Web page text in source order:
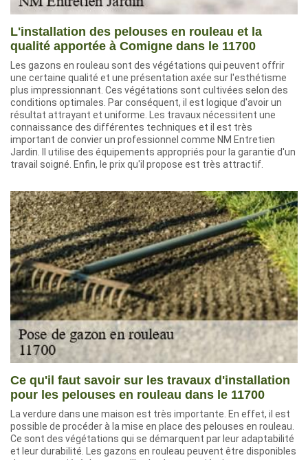
L'installation des pelouses en rouleau et la
qualité apportée à Comigne dans le 11700
Les gazons en rouleau sont des végétations qui peuvent offrir
une certaine qualité et une présentation axée sur l'esthétisme
plus impressionnant. Ces végétations sont cultivées selon des
conditions optimales. Par conséquent, il est logique d'avoir un
résultat attrayant et uniforme. Les travaux nécessitent une
connaissance des différentes techniques et il est très
important de convier un professionnel comme NM Entretien
Jardin. Il utilise des équipements appropriés pour la garantie d'un
travail soigné. Enfin, le prix qu'il propose est très attractif.
Ce qu'il faut savoir sur les travaux d'installation
pour les pelouses en rouleau dans le 11700
La verdure dans une maison est très importante. En effet, il est
possible de procéder à la mise en place des pelouses en rouleau.
Ce sont des végétations qui se démarquent par leur adaptabilité
et leur durabilité. Les gazons en rouleau peuvent être disponibles